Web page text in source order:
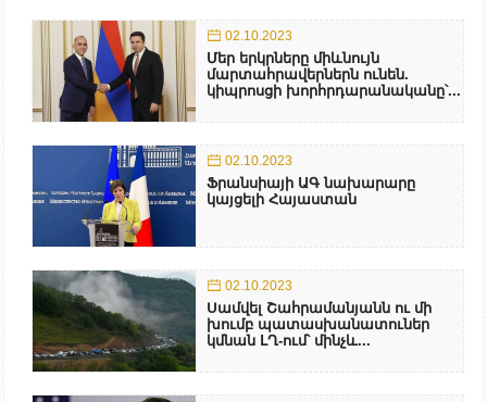
02.10.2023
Մեր երկրները միևնույն
մարտահրավերներն ունեն.
կիպրոսցի խորհրդարանականը՝...
02.10.2023
Ֆրանսիայի ԱԳ նախարարը
կայցելի Հայաստան
02.10.2023
Սամվել Շահրամանյանն ու մի
խումբ պատասխանատուներ
կմնան ԼՂ-ում՝ մինչև...